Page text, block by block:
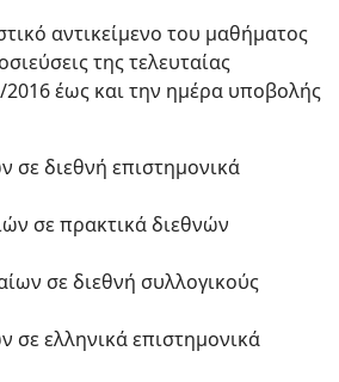
αντικείμενο του μαθήματος
της τελευταίας
2016 έως και την ημέρα υποβολής
σε διεθνή επιστημονικά
σε πρακτικά διεθνών
σε διεθνή συλλογικούς
σε ελληνικά επιστημονικά